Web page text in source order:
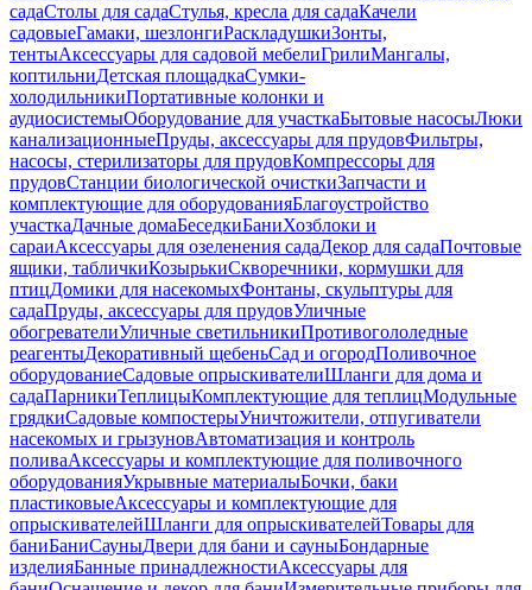
садаСтолы для садаСтулья, кресла для садаКачели
садовыеГамаки, шезлонгиРаскладушкиЗонты,
тентыАксессуары для садовой мебелиГрилиМангалы,
коптильниДетская площадкаСумки-
холодильникиПортативные колонки и
аудиосистемыОборудование для участкаБытовые насосыЛюки
канализационныеПруды, аксессуары для прудовФильтры,
насосы, стерилизаторы для прудовКомпрессоры для
прудовСтанции биологической очисткиЗапчасти и
комплектующие для оборудованияБлагоустройство
участкаДачные домаБеседкиБаниХозблоки и
сараиАксессуары для озеленения садаДекор для садаПочтовые
ящики, табличкиКозырькиСкворечники, кормушки для
птицДомики для насекомыхФонтаны, скульптуры для
садаПруды, аксессуары для прудовУличные
обогревателиУличные светильникиПротивогололедные
реагентыДекоративный щебеньСад и огородПоливочное
оборудованиеСадовые опрыскивателиШланги для дома и
садаПарникиТеплицыКомплектующие для теплицМодульные
грядкиСадовые компостерыУничтожители, отпугиватели
насекомых и грызуновАвтоматизация и контроль
поливаАксессуары и комплектующие для поливочного
оборудованияУкрывные материалыБочки, баки
пластиковыеАксессуары и комплектующие для
опрыскивателейШланги для опрыскивателейТовары для
баниБаниСауныДвери для бани и сауныБондарные
изделияБанные принадлежностиАксессуары для